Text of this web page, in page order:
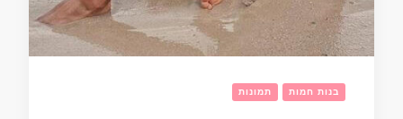
בנות חמות תמונות